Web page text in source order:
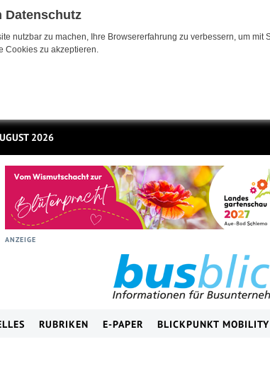
Datenschutz
nutzbar zu machen, Ihre Browsererfahrung zu verbessern, um
Cookies zu akzeptieren.
2026
ANZEIGE
RUBRIKEN E-PAPER BLICKPUNKT MOBILITY